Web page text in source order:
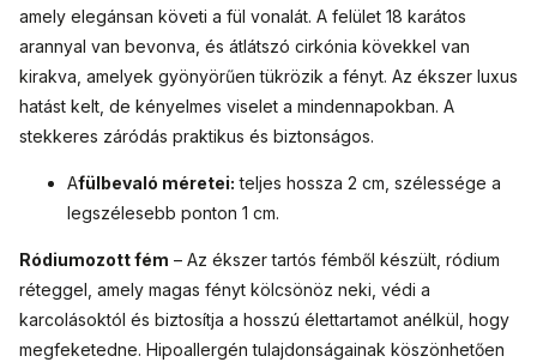
amely elegánsan követi a fül vonalát. A felület 18 karátos
arannyal van bevonva, és átlátszó cirkónia kövekkel van
kirakva, amelyek gyönyörűen tükrözik a fényt. Az ékszer luxus
hatást kelt, de kényelmes viselet a mindennapokban. A
stekkeres záródás praktikus és biztonságos.
Afülbevaló méretei: teljes hossza 2 cm, szélessége a
legszélesebb ponton 1 cm.
Ródiumozott fém – Az ékszer tartós fémből készült, ródium
réteggel, amely magas fényt kölcsönöz neki, védi a
karcolásoktól és biztosítja a hosszú élettartamot anélkül, hogy
megfeketedne. Hipoallergén tulajdonságainak köszönhetően